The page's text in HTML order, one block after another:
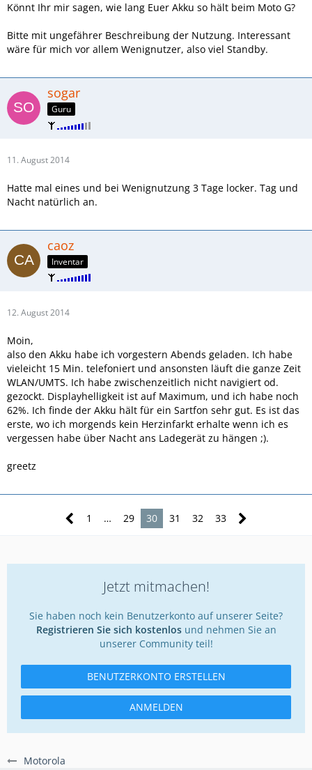
Motorola
Könnt Ihr mir sagen, wie lang Euer Akku so hält beim Moto G?
Bitte mit ungefährer Beschreibung der Nutzung. Interessant
wäre für mich vor allem Wenignutzer, also viel Standby.
sogar
Guru
11. August 2014
Hatte mal eines und bei Wenignutzung 3 Tage locker. Tag und
Nacht natürlich an.
caoz
Inventar
12. August 2014
Moin,
also den Akku habe ich vorgestern Abends geladen. Ich habe
vieleicht 15 Min. telefoniert und ansonsten läuft die ganze Zeit
WLAN/UMTS. Ich habe zwischenzeitlich nicht navigiert od.
gezockt. Displayhelligkeit ist auf Maximum, und ich habe noch
62%. Ich finde der Akku hält für ein Sartfon sehr gut. Es ist das
erste, wo ich morgends kein Herzinfarkt erhalte wenn ich es
vergessen habe über Nacht ans Ladegerät zu hängen ;).
greetz
1 … 29 30 31 32 33
Jetzt mitmachen!
Sie haben noch kein Benutzerkonto auf unserer Seite?
Registrieren Sie sich kostenlosund nehmen Sie an
unserer Community teil!
BENUTZERKONTO ERSTELLEN
ANMELDEN